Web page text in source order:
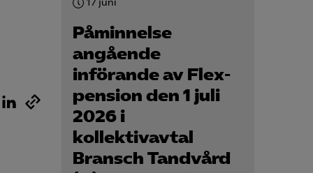
Medie­företagen
Säkerhets­företagen
Tåg­företagen
Vård­företagarna
Medlemskapet
Mina sidor
Kontakt
17 juni
Påminnelse
angående
införande av Flex­
pension den 1 juli
2026 i
kollektivavtal
Bransch Tandvård